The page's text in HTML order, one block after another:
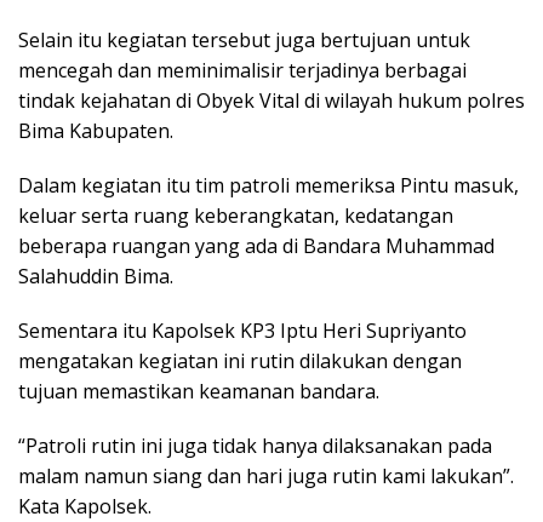
Selain itu kegiatan tersebut juga bertujuan untuk
mencegah dan meminimalisir terjadinya berbagai
tindak kejahatan di Obyek Vital di wilayah hukum polres
Bima Kabupaten.
Dalam kegiatan itu tim patroli memeriksa Pintu masuk,
keluar serta ruang keberangkatan, kedatangan
beberapa ruangan yang ada di Bandara Muhammad
Salahuddin Bima.
Sementara itu Kapolsek KP3 Iptu Heri Supriyanto
mengatakan kegiatan ini rutin dilakukan dengan
tujuan memastikan keamanan bandara.
“Patroli rutin ini juga tidak hanya dilaksanakan pada
malam namun siang dan hari juga rutin kami lakukan”.
Kata Kapolsek.